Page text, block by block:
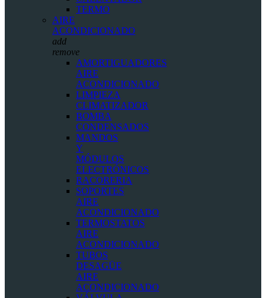
TERMO
AIRE
ACONDICIONADO
add
remove
AMORTIGUADORES
AIRE
ACONDICIONADO
LIMPIEZA
CLIMATIZADOR
BOMBA
CONDENSADOS
MANDOS
Y
MÓDULOS
ELECTRÓNICOS
RACORERIA
SOPORTES
AIRE
ACONDICIONADO
TERMOSTATOS
AIRE
ACONDICIONADO
TUBOS
DESAGÜE
AIRE
ACONDICIONADO